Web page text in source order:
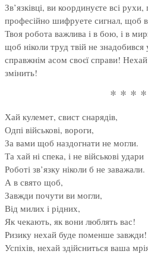
Зв’язківці, ви координуєте всі
професійно шифруете сигнал, щоб
Твоя робота важлива і в бою, і в
щоб ніколи труд твій не
справжнім асом своєї справи! Нехай
змінить!
* * *
Хай кулемет, свист снарядів,
Одпі військові, вороги,
За вами щоб наздогнати не могли.
Та хай ні спека, і не військові удари
Роботі зв’язку ніколи б не заважали.
А в свято щоб,
Завжди почути ви могли,
Від милих і рідних,
Як чекають, як вони люблять вас!
Ризику нехай буде поменше завжди!
Успіхів, нехай здійсниться ваша